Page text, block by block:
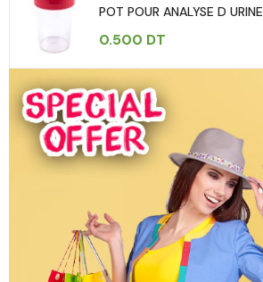
POT POUR ANALYSE D URINE
0.500 DT